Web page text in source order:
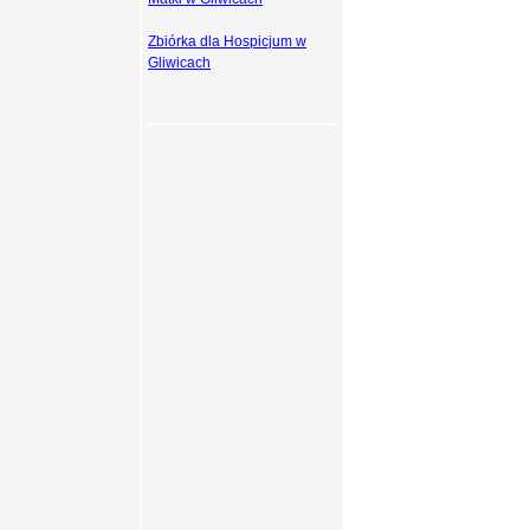
Zbiórka dla Hospicjum w
Gliwicach